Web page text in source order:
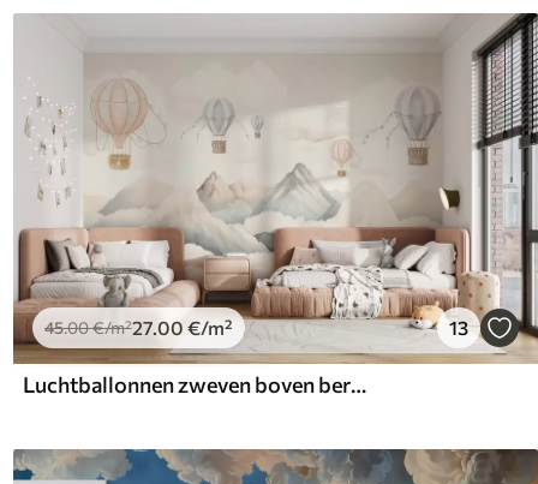
45.00€/m²27.00 €/m² 13
Luchtballonnen zweven boven bergen in neutrale, zachte pasteltinten